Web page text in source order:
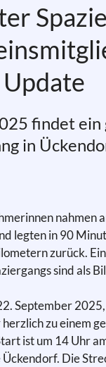
Update
findet
in
nahmen
legten in 90
zurück.
sind als
September
zu einem
ist um 14 Uhr
Die